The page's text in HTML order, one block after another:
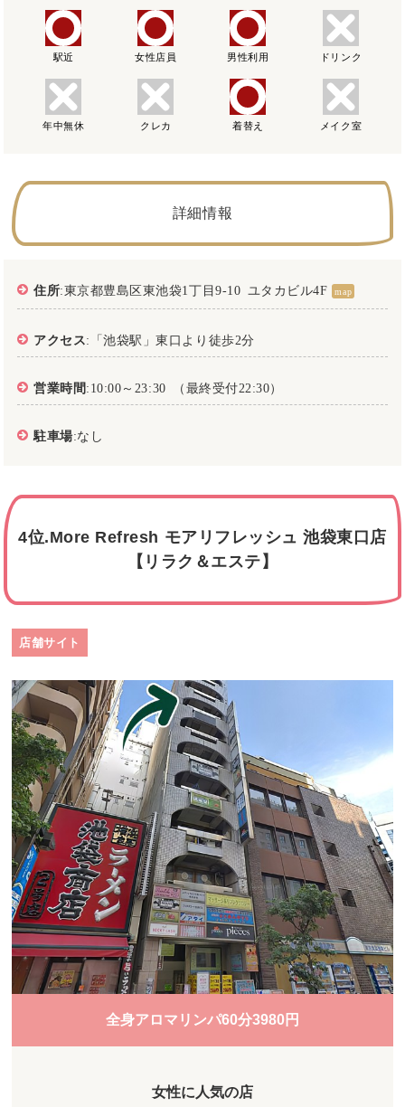
駅近 女性店員 男性利用 ドリンク
年中無休 クレカ 着替え メイク室
詳細情報
住所:東京都豊島区東池袋1丁目9-10 ユタカビル4F map
アクセス :「池袋駅」東口より徒歩2分
営業時間 :10:00～23:30 （最終受付22:30）
駐車場:なし
4位.More Refresh モアリフレッシュ 池袋東口店
【リラク＆エステ】
店舗サイト
全身アロマリンパ60分3980円
女性に人気の店